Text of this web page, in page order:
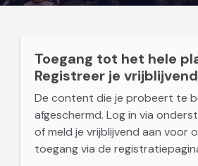
Toegang tot het hele
Registreer je
De content die je probeert te
afgeschermd. Log in via
of meld je vrijblijvend aan voor
toegang via de